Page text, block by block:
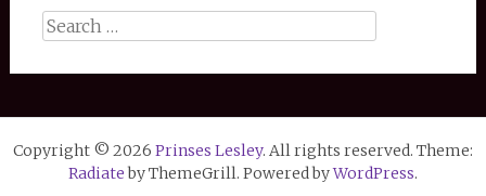
Search
for:
Copyright © 2026 Prinses Lesley. All rights reserved. Theme:
Radiateby ThemeGrill. Powered byWordPress.